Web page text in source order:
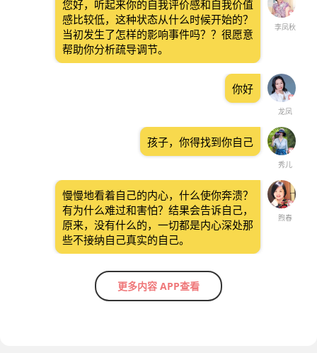
李凤秋
您好，听起来你的自我评价感和自我价值
感比较低，这种状态从什么时候开始的？
当初发生了怎样的影响事件吗？？很愿意
帮助你分析疏导调节。
龙凤
你好
秀儿
孩子，你得找到你自己
煦春
慢慢地看着自己的内心，什么使你奔溃？
有为什么难过和害怕？结果会告诉自己，
原来，没有什么的，一切都是内心深处那
些不接纳自己真实的自己。
更多内容 APP查看